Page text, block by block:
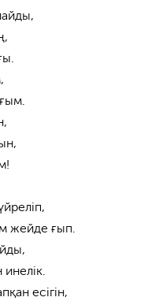
жейде ғып.
есігін,